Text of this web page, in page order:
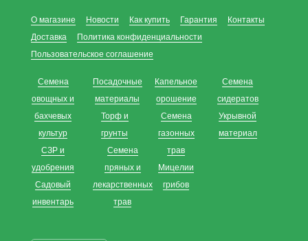
О магазине Новости Как купить Гарантия
Контакты
Доставка
Политика конфиденциальности
Пользовательское соглашение
Семена
овощных и
бахчевых
культур
СЗР и
удобрения
Садовый
инвентарь
Посадочные
материалы
Торф и
грунты
Семена
пряных и
лекарственных
трав
Капельное
орошение
Семена
газонных
трав
Мицелии
грибов
Семена
сидератов
Укрывной
материал